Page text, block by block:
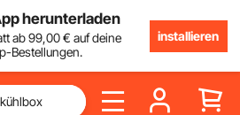
herunterladen
ab99,00€ auf deine
Bestellungen.
installieren